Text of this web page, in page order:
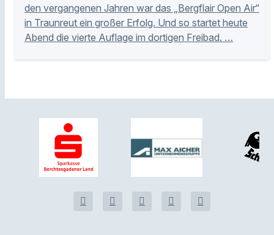
den vergangenen Jahren war das „Bergflair Open Air“
in Traunreut ein großer Erfolg. Und so startet heute
Abend die vierte Auflage im dortigen Freibad. …